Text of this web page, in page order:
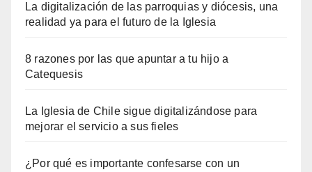
La digitalización de las parroquias y diócesis, una
realidad ya para el futuro de la Iglesia
8 razones por las que apuntar a tu hijo a
Catequesis
La Iglesia de Chile sigue digitalizándose para
mejorar el servicio a sus fieles
¿Por qué es importante confesarse con un